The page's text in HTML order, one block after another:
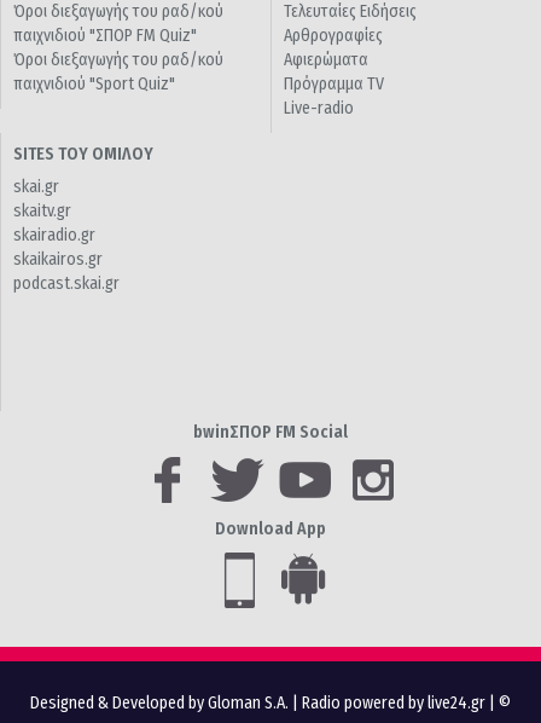
Όροι διεξαγωγής του ραδ/κού
παιχνιδιού "ΣΠΟΡ FM Quiz"
Όροι διεξαγωγής του ραδ/κού
παιχνιδιού "Sport Quiz"
Τελευταίες Ειδήσεις
Αρθρογραφίες
Αφιερώματα
Πρόγραμμα TV
Live-radio
SITES ΤΟΥ ΟΜΙΛΟΥ
skai.gr
skaitv.gr
skairadio.gr
skaikairos.gr
podcast.skai.gr
bwinΣΠΟΡ FM Social
Download App
Designed & Developed by Gloman S.A. Radio powered by live24.gr | ©